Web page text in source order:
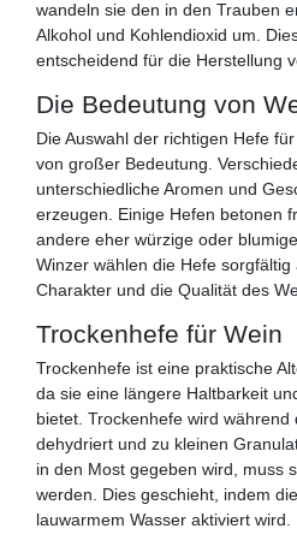
wandeln sie den in den Trauben
Alkohol und Kohlendioxid um.
entscheidend für die Herstellung
Die Bedeutung von
Die Auswahl der richtigen Hefe
von großer Bedeutung.
unterschiedliche Aromen und
erzeugen. Einige Hefen betonen
andere eher würzige oder
Winzer wählen die Hefe
Charakter und die Qualität des
Trockenhefe für Wein
Trockenhefe ist eine praktische
da sie eine längere Haltbarkeit
bietet. Trockenhefe wird
dehydriert und zu kleinen
in den Most gegeben wird, muss
werden. Dies geschieht, indem
lauwarmem Wasser aktiviert wird.